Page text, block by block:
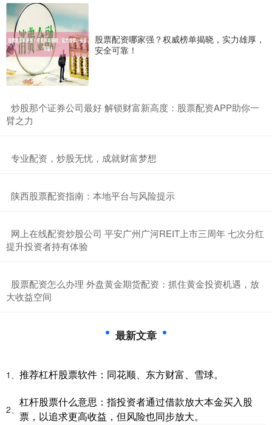
股票配资哪家强？权威榜单揭晓，实力雄厚，
安全可靠！
​炒股那个证券公司最好 解锁财富新高度：股票配资APP助你一
臂之力
​专业配资，炒股无忧，成就财富梦想
​陕西股票配资指南：本地平台与风险提示
​网上在线配资炒股公司 平安广州广河REIT上市三周年 七次分红
提升投资者持有体验
​股票配资怎么办理 外盘黄金期货配资：抓住黄金投资机遇，放
大收益空间
最新文章
1、 推荐杠杆股票软件：同花顺、东方财富、雪球。
2、
杠杆股票什么意思：指投资者通过借款放大本金买入股
票，以追求更高收益，但风险也同步放大。